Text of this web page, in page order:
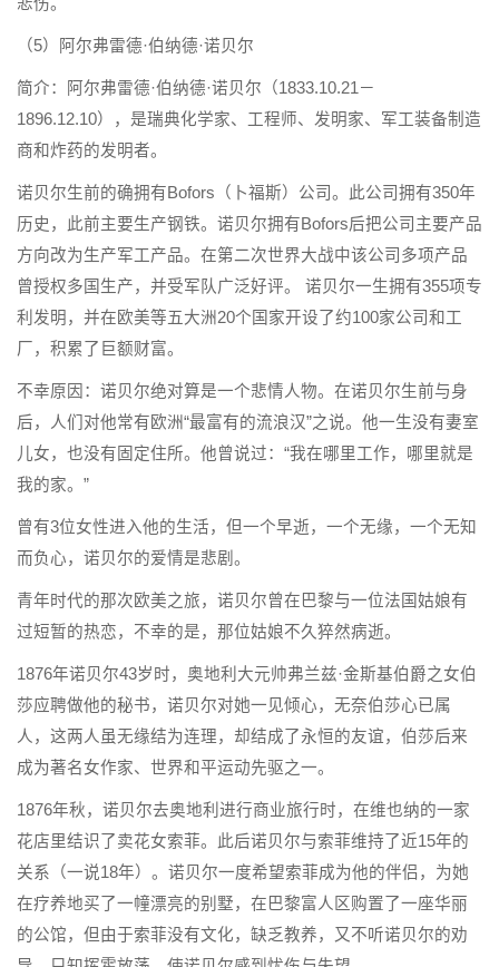
（5）阿尔弗雷德·伯纳德·诺贝尔
简介：阿尔弗雷德·伯纳德·诺贝尔（1833.10.21－
1896.12.10），是瑞典化学家、工程师、发明家、军工装备制造
商和炸药的发明者。
诺贝尔生前的确拥有Bofors（卜福斯）公司。此公司拥有350年
历史，此前主要生产钢铁。诺贝尔拥有Bofors后把公司主要产品
方向改为生产军工产品。在第二次世界大战中该公司多项产品
曾授权多国生产，并受军队广泛好评。 诺贝尔一生拥有355项专
利发明，并在欧美等五大洲20个国家开设了约100家公司和工
厂，积累了巨额财富。
不幸原因：诺贝尔绝对算是一个悲情人物。在诺贝尔生前与身
后，人们对他常有欧洲“最富有的流浪汉”之说。他一生没有妻室
儿女，也没有固定住所。他曾说过：“我在哪里工作，哪里就是
我的家。”
曾有3位女性进入他的生活，但一个早逝，一个无缘，一个无知
而负心，诺贝尔的爱情是悲剧。
青年时代的那次欧美之旅，诺贝尔曾在巴黎与一位法国姑娘有
过短暂的热恋，不幸的是，那位姑娘不久猝然病逝。
1876年诺贝尔43岁时，奥地利大元帅弗兰兹·金斯基伯爵之女伯
莎应聘做他的秘书，诺贝尔对她一见倾心，无奈伯莎心已属
人，这两人虽无缘结为连理，却结成了永恒的友谊，伯莎后来
成为著名女作家、世界和平运动先驱之一。
1876年秋，诺贝尔去奥地利进行商业旅行时，在维也纳的一家
花店里结识了卖花女索菲。此后诺贝尔与索菲维持了近15年的
关系（一说18年）。诺贝尔一度希望索菲成为他的伴侣，为她
在疗养地买了一幢漂亮的别墅，在巴黎富人区购置了一座华丽
的公馆，但由于索菲没有文化，缺乏教养，又不听诺贝尔的劝